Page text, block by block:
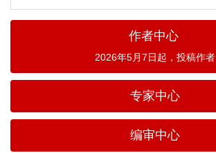
作者中心
2026年5月7日起，投稿作者
专家中心
编审中心